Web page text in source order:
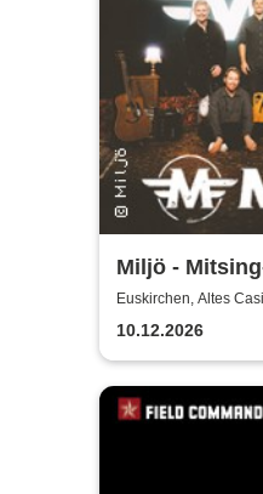
Miljö -
Unplugged
Euskirchen, Altes
10.12.2026